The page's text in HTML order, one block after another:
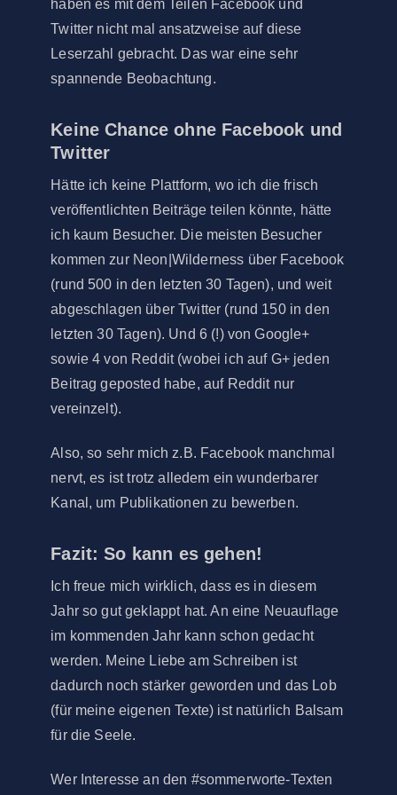
haben es mit dem Teilen Facebook und
Twitter nicht mal ansatzweise auf diese
Leserzahl gebracht. Das war eine sehr
spannende Beobachtung.
Keine Chance ohne Facebook und
Twitter
Hätte ich keine Plattform, wo ich die frisch
veröffentlichten Beiträge teilen könnte, hätte
ich kaum Besucher. Die meisten Besucher
kommen zur Neon|Wilderness über Facebook
(rund 500 in den letzten 30 Tagen), und weit
abgeschlagen über Twitter (rund 150 in den
letzten 30 Tagen). Und 6 (!) von Google+
sowie 4 von Reddit (wobei ich auf G+ jeden
Beitrag geposted habe, auf Reddit nur
vereinzelt).
Also, so sehr mich z.B. Facebook manchmal
nervt, es ist trotz alledem ein wunderbarer
Kanal, um Publikationen zu bewerben.
Fazit: So kann es gehen!
Ich freue mich wirklich, dass es in diesem
Jahr so gut geklappt hat. An eine Neuauflage
im kommenden Jahr kann schon gedacht
werden. Meine Liebe am Schreiben ist
dadurch noch stärker geworden und das Lob
(für meine eigenen Texte) ist natürlich Balsam
für die Seele.
Wer Interesse an den #sommerworte-Texten